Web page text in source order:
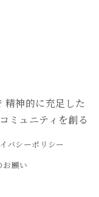
精神的に充足した
ミュニティを創る
バシーポリシー
お願い